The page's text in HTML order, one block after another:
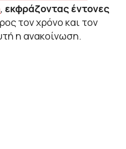
, εκφράζοντας έντονες
τον χρόνο και τον
η ανακοίνωση.